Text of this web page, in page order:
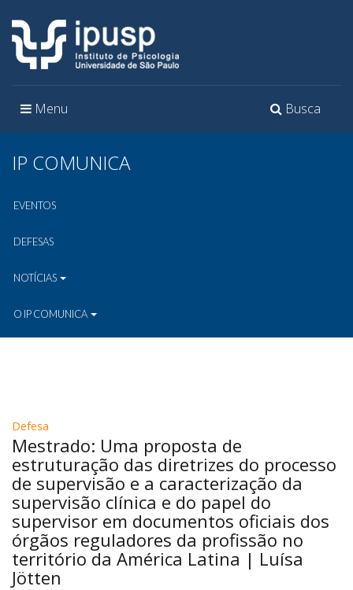
Toggle
Busca
Toggle
Menu
IP COMUNICA
EVENTOS
DEFESAS
NOTÍCIAS
O IP COMUNICA
Defesa
Mestrado: Uma proposta de
estruturação das diretrizes do processo
de supervisão e a caracterização da
supervisão clínica e do papel do
supervisor em documentos oficiais dos
órgãos reguladores da profissão no
território da América Latina | Luísa
Jötten